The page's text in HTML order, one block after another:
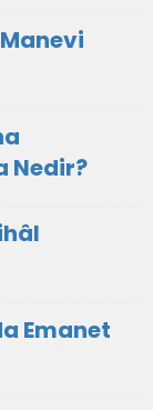
Nedir?
Emanet